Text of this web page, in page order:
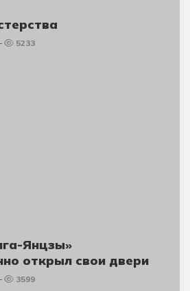
5233
Янцзы»
открыл свои двери
3599